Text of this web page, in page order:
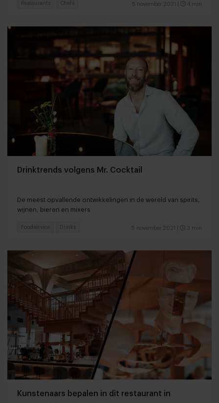
5 november 2021 4 min
Restaurants Chefs
Drinktrends volgens Mr. Cocktail
De meest opvallende ontwikkelingen in de wereld van spirits,
wijnen, bieren en mixers
5 november 2021 3 min
Foodservice Drinks
Kunstenaars bepalen in dit restaurant in